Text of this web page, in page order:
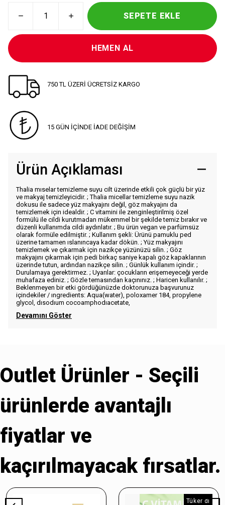
SEPETE EKLE
HEMEN AL
750 TL ÜZERİ ÜCRETSİZ KARGO
15 GÜN İÇİNDE İADE DEĞİŞİM
Ürün Açıklaması
Thalia mıselar temizleme suyu cilt üzerinde etkili çok güçlü bir yüz
ve makyaj temizleyicidir. ; Thalia micellar temizleme suyu nazik
dokusu ile sadece yüz makyajını değil, göz makyajını da
temizlemek için idealdir. ; C vitamini ile zenginleştirilmiş özel
formülü ile cildi kurutmadan mükemmel bir şekilde temiz bırakır ve
düzenli kullanımda cildi aydınlatır. ; Bu ürün vegan ve parfümsüz
olarak formüle edilmiştir. ; Kullanım şekli: Ürünü pamuklu ped
üzerine tamamen ıslanıncaya kadar dökün. ; Yüz makyajını
temizlemek ve çıkarmak için nazikçe yüzünüzü silin. ; Göz
makyajını çıkarmak için pedi birkaç saniye kapalı göz kapaklarının
üzerinde tutun, ardından nazikçe silin. ; Günlük kullanım içindir. ;
Durulamaya gerektirmez. ; Uyarılar: çocukların erişemeyeceği yerde
muhafaza ediniz. ; Gözle temasından kaçınınız. ; Haricen kullanılır. ;
Beklenmeyen bir etki gördüğünüzde doktorunuza başvurunuz
içindekiler / ıngredients: Aqua(water), poloxamer 184, propylene
glycol, dısodıum cocoamphodıacetate,
Devamını Göster
Outlet Ürünler - Seçili
ürünlerde avantajlı
fiyatlar ve
kaçırılmayacak fırsatlar.
Tükendi